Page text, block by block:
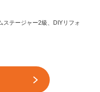
ステージャー2級、DIYリフォ